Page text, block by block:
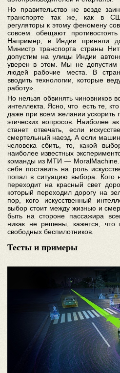
Но правительство не везде
транспорте так же, как в
регуляторы к этому феномену
совсем обещают
Например, в Индии приняли
Министр транспорта страны
допустим на улицы Индии
уверен в этом. Мы не допустим
людей рабочие места. В
вводить технологии, которые
работу».
Но нельзя обвинять чиновников
интеллекта. Ясно, что есть те,
даже при всем желании ускорить
этических вопросов. Наиболее
станет отвечать, если
смертельный наезд. А если
человека сбить, то, какой
наиболее известных
команды из МТИ — MoralMachine.
себя поставить на роль
попал в ситуацию выбора. Кого
переходит на красный свет
который переходил дорогу на
пор, кого искусственный
выбор стоит между жизнью и
быть на стороне пассажира
никак не решены, кажется,
свободных беспилотников.
Тесты и примеры